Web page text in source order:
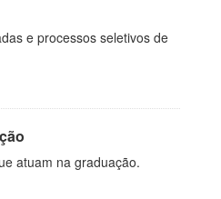
e processos seletivos de
atuam na graduação.